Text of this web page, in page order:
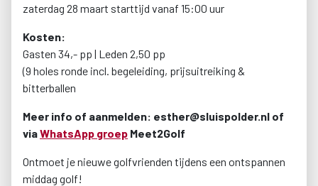
zaterdag 28 maart starttijd vanaf 15:00 uur
Kosten:
Gasten 34,- pp | Leden 2,50 pp
(9 holes ronde incl. begeleiding, prijsuitreiking &
bitterballen
Meer info of aanmelden: esther@sluispolder.nl of
viaWhatsApp groep Meet2Golf
Ontmoet je nieuwe golfvrienden tijdens een ontspannen
middag golf!